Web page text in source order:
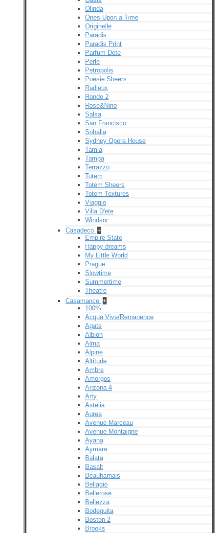
Olinda
Ones Upon a Time
Originelle
Paradis
Paradis Print
Parfum Dete
Perle
Petropolis
Poesie Sheers
Radieux
Rondo 2
Rose&Nino
Salsa
San Francisco
Sohalia
Sydney Opera House
Tamia
Tampa
Terrazzo
Totem
Totem Sheers
Totem Textures
Viaggio
Villa D'ete
Windsor
Casadeco +
Empire State
Happy dreams
My Little World
Prague
Slowtime
Summertime
Theatre
Casamance +
100%
Acqua Viva/Remanence
Agate
Albion
Alma
Alpine
Altitude
Ambre
Amorgos
Arizona 4
Arty
Astelia
Aurea
Avenue Marceau
Avenue Montaigne
Ayana
Aymara
Balata
Basalt
Beauharnais
Bellagio
Bellerose
Bellezza
Bodeguita
Boston 2
Brooks